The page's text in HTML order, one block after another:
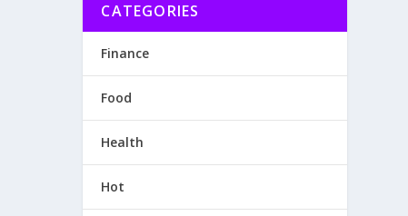
CATEGORIES
Finance
Food
Health
Hot